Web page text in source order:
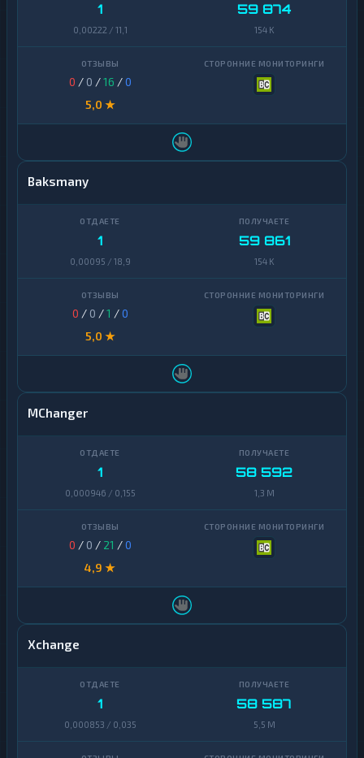
1
0,00222 / 11,1
59 874
154 K
0 / 0 /16 /0
5,0 ★
Baksmany
1
0,00095 / 18,9
59 861
154 K
0 / 0 /1 /0
5,0 ★
MChanger
1
0,000946 / 0,155
58 592
1,3 M
0 / 0 / 21 /0
4,9 ★
Xchange
1
0,000853 / 0,035
58 587
5,5 M
1